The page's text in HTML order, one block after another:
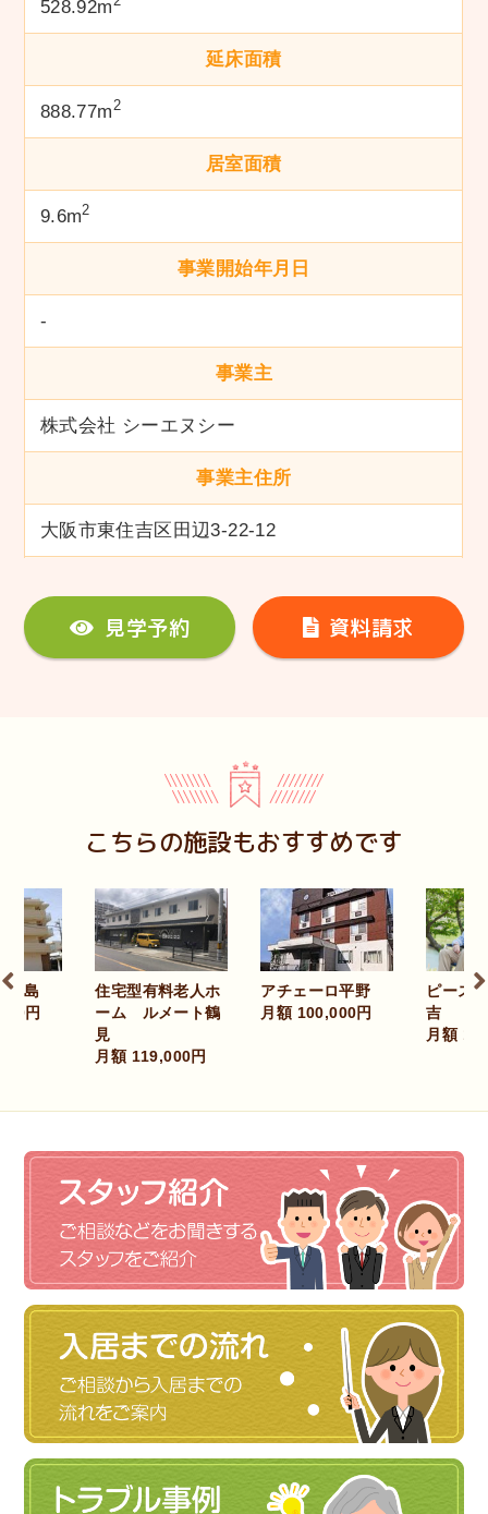
528.92m
延床面積
888.77m2
居室面積
9.6m2
事業開始年月日
-
事業主
株式会社 シーエヌシー
事業主住所
大阪市東住吉区田辺3-22-12
見学予約 資料請求
こちらの施設もおすすめです
有料老人ホ
ルメート鶴
アチェーロ平野
月額 100,000円
ピースフリー東住
吉